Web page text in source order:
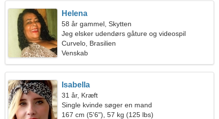
Helena
58 år gammel, Skytten
Jeg elsker udendørs gåture og videospil
Curvelo, Brasilien
Venskab
Isabella
31 år, Kræft
Single kvinde søger en mand
167 cm (5'6"), 57 kg (125 lbs)